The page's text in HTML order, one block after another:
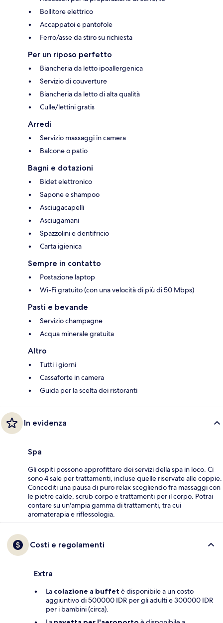
Bollitore elettrico
Accappatoi e pantofole
Ferro/asse da stiro su richiesta
Per un riposo perfetto
Biancheria da letto ipoallergenica
Servizio di couverture
Biancheria da letto di alta qualità
Culle/lettini gratis
Arredi
Servizio massaggi in camera
Balcone o patio
Bagni e dotazioni
Bidet elettronico
Sapone e shampoo
Asciugacapelli
Asciugamani
Spazzolini e dentifricio
Carta igienica
Sempre in contatto
Postazione laptop
Wi-Fi gratuito (con una velocità di più di 50 Mbps)
Pasti e bevande
Servizio champagne
Acqua minerale gratuita
Altro
Tutti i giorni
Cassaforte in camera
Guida per la scelta dei ristoranti
In evidenza
Spa
Gli ospiti possono approfittare dei servizi della spa in loco. Ci
sono 4 sale per trattamenti, incluse quelle riservate alle coppie.
Concediti una pausa di puro relax scegliendo fra massaggi con
le pietre calde, scrub corpo e trattamenti per il corpo. Potrai
contare su un'ampia gamma di trattamenti, tra cui
aromaterapia e riflessologia.
Costi e regolamenti
Extra
La colazione a buffet è disponibile a un costo
aggiuntivo di 500000 IDR per gli adulti e 300000 IDR
per i bambini (circa).